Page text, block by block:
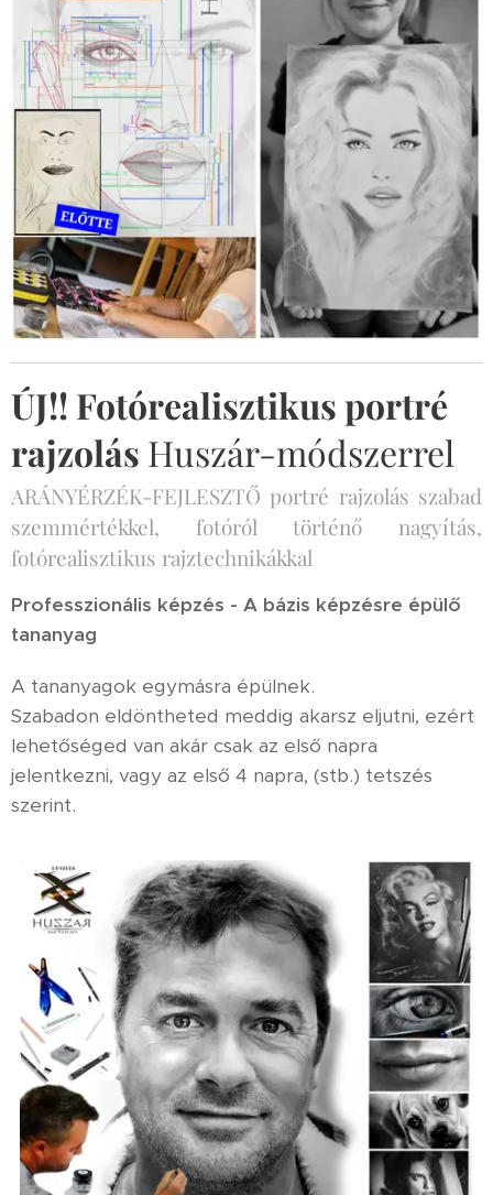
ÚJ!! Fotórealisztikus portré
rajzolás Huszár-módszerrel
ARÁNYÉRZÉK-FEJLESZTŐ portré rajzolás szabad
szemmértékkel, fotóról történő nagyítás,
fotórealisztikus rajztechnikákkal
Professzionális képzés - A bázis képzésre épülő
tananyag
A tananyagok egymásra épülnek.
Szabadon eldöntheted meddig akarsz eljutni, ezért
lehetőséged van akár csak az első napra
jelentkezni, vagy az első 4 napra, (stb.) tetszés
szerint.